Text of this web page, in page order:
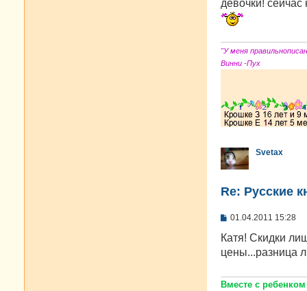
б
щ
н
и
девочки! сейчас
"У меня
Винни -Пух
Svetax
Re: Русские
С
о
щ
н
и
01.04.2011 15:28
Катя! Скидки
цены...разница
Вместе с